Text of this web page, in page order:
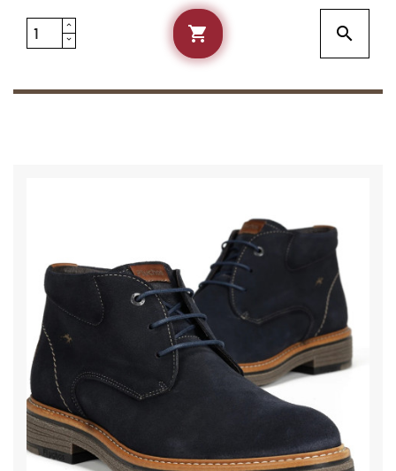
 